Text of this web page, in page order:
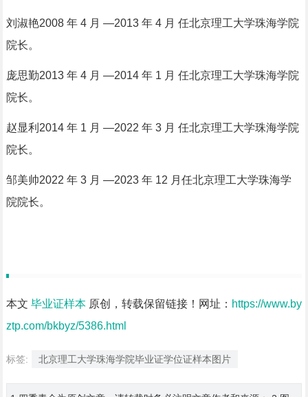
刘淑艳2008 年 4 月 —2013 年 4 月 任北京理工大学珠海学院
院长。
庞思勤2013 年 4 月 —2014 年 1 月 任北京理工大学珠海学院
院长。
赵显利2014 年 1 月 —2022 年 3 月 任北京理工大学珠海学院
院长。
邹美帅2022 年 3 月 —2023 年 12 月任北京理工大学珠海学
院院长。
本文 毕业证样本原创，转载保留链接！网址： https://www.by
ztp.com/bkbyz/5386.html
标签: 北京理工大学珠海学院毕业证学位证样本图片